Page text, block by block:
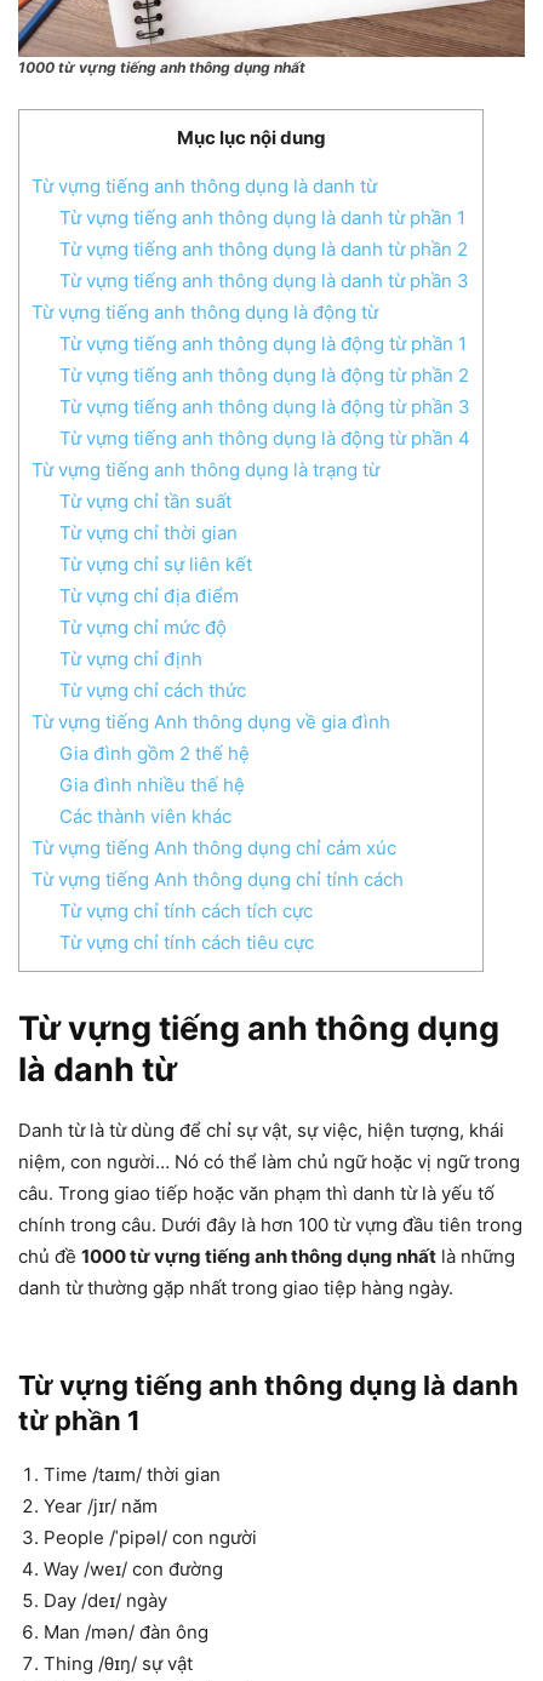
1000 từ vựng tiếng anh thông dụng nhất
Mục lục nội dung
Từ vựng tiếng anh thông dụng là danh từ
Từ vựng tiếng anh thông dụng là danh từ phần 1
Từ vựng tiếng anh thông dụng là danh từ phần 2
Từ vựng tiếng anh thông dụng là danh từ phần 3
Từ vựng tiếng anh thông dụng là động từ
Từ vựng tiếng anh thông dụng là động từ phần 1
Từ vựng tiếng anh thông dụng là động từ phần 2
Từ vựng tiếng anh thông dụng là động từ phần 3
Từ vựng tiếng anh thông dụng là động từ phần 4
Từ vựng tiếng anh thông dụng là trạng từ
Từ vựng chỉ tần suất
Từ vựng chỉ thời gian
Từ vựng chỉ sự liên kết
Từ vựng chỉ địa điểm
Từ vựng chỉ mức độ
Từ vựng chỉ định
Từ vựng chỉ cách thức
Từ vựng tiếng Anh thông dụng về gia đình
Gia đình gồm 2 thế hệ
Gia đình nhiều thế hệ
Các thành viên khác
Từ vựng tiếng Anh thông dụng chỉ cảm xúc
Từ vựng tiếng Anh thông dụng chỉ tính cách
Từ vựng chỉ tính cách tích cực
Từ vựng chỉ tính cách tiêu cực
Từ vựng tiếng anh thông dụng
là danh từ
Danh từ là từ dùng để chỉ sự vật, sự việc, hiện tượng, khái
niệm, con người… Nó có thể làm chủ ngữ hoặc vị ngữ trong
câu. Trong giao tiếp hoặc văn phạm thì danh từ là yếu tố
chính trong câu. Dưới đây là hơn 100 từ vựng đầu tiên trong
chủ đề 1000 từ vựng tiếng anh thông dụng nhất là những
danh từ thường gặp nhất trong giao tiệp hàng ngày.
Từ vựng tiếng anh thông dụng là danh
từ phần 1
Time /taɪm/ thời gian
Year /jɪr/ năm
People /ˈpipəl/ con người
Way /weɪ/ con đường
Day /deɪ/ ngày
Man /mən/ đàn ông
Thing /θɪŋ/ sự vật